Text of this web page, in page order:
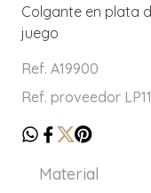
Colgante en plata
juego
Ref. A19900
Ref. proveedor
Material